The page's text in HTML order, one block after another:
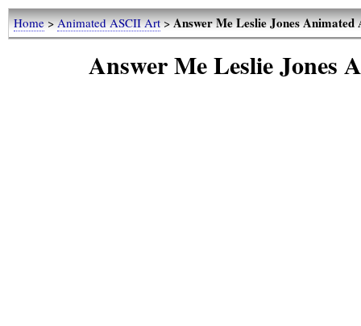
Home>Animated ASCII Art>Answer Me Leslie Jones
Answer Me Leslie Jones